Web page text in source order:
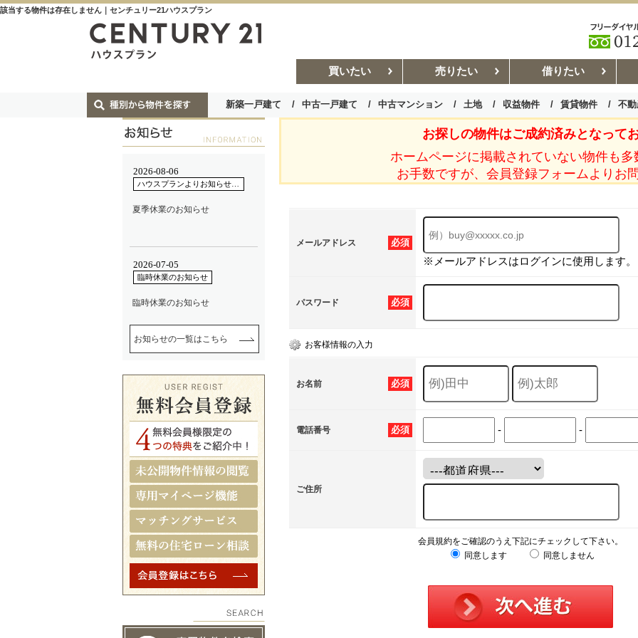
該当する物件は存在しません｜センチュリー21ハウスプラン
買いたい 売りたい 借りたい
新築一戸建て 中古一戸建て 中古マンション 土地 収益物件 賃貸物件 不
お部屋探しコラム 賃貸管理コ
お探しの物件はご成約済みとなってお
ホームページに掲載されていない物件も多
お手数ですが、会員登録フォームよりお
必須
メールアドレス
※メールアドレスはログインに使用します。
必須
パスワード
お客様情報の入力
必須
お名前
必須
電話番号 - -
ご住所
会員規約をご確認のうえ下記にチェックして下さい。
同意します
同意しません
お知らせの一覧はこちら